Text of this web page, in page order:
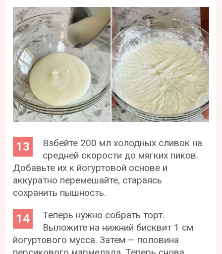
Взбейте 200 мл холодных сливок на
средней скорости до мягких пиков.
Добавьте их к йогуртовой основе и
аккуратно перемешайте, стараясь
сохранить пышность.
Теперь нужно собрать торт.
Выложите на нижний бисквит 1 см
йогуртового мусса. Затем — половина